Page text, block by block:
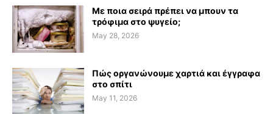
Με ποια σειρά πρέπει να μπουν τα
τρόφιμα στο ψυγείο;
May 28, 2026
Πώς οργανώνουμε χαρτιά και έγγραφα
στο σπίτι
May 11, 2026